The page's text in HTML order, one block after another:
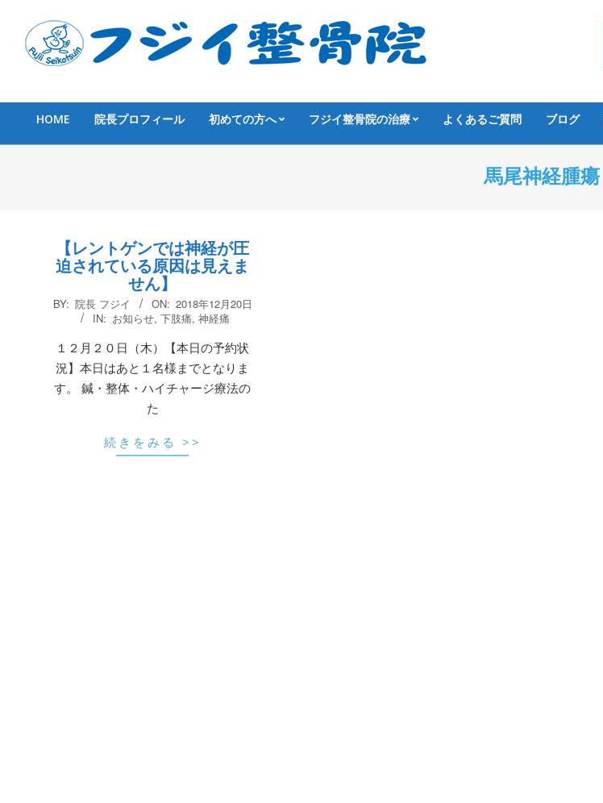
content
Navigation
HOME 院長プロフィール 初めての方へ フジイ整骨院の治療 よくあるご質問 ブログ
馬尾神経腫瘍
【レントゲンでは神経が圧
迫されている原因は見えま
せん】
2018-
BY: 院長 フジイ ON: 2018年12月20日
IN: お知らせ,下肢痛,神経痛
１２月２０日（木）【本日の予約状
況】本日はあと１名様までとなりま
す。 鍼・整体・ハイチャージ療法の
た
続きをみる >>